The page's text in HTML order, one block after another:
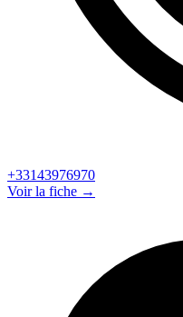
+33143976970
Voir la fiche →